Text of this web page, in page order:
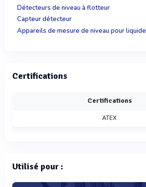
Détecteurs de niveau à flotteur
Capteur détecteur
Appareils de mesure de niveau pour liquide
Certifications
Certifications
ATEX
Utilisé pour :